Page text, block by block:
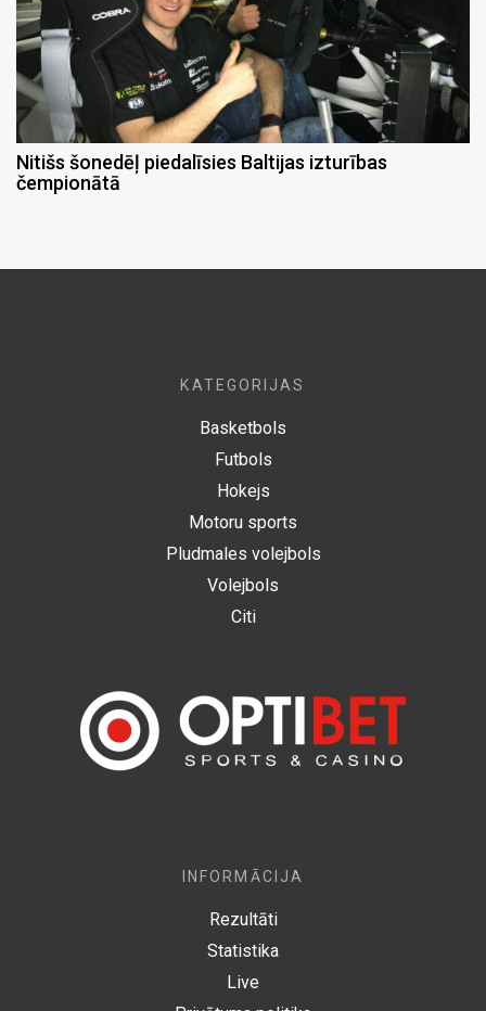
Nitišs šonedēļ piedalīsies Baltijas izturības
čempionātā
KATEGORIJAS
Basketbols
Futbols
Hokejs
Motoru sports
Pludmales volejbols
Volejbols
Citi
INFORMĀCIJA
Rezultāti
Statistika
Live